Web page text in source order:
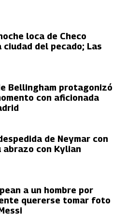
loca de Checo
ciudad del pecado; Las
Bellingham protagonizó
con aficionada
de Neymar con
abrazo con Kylian
a un hombre por
quererse tomar foto